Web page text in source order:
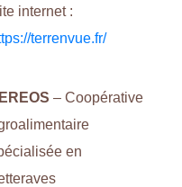
internet :
terrenvue.fr/
– Coopérative
en